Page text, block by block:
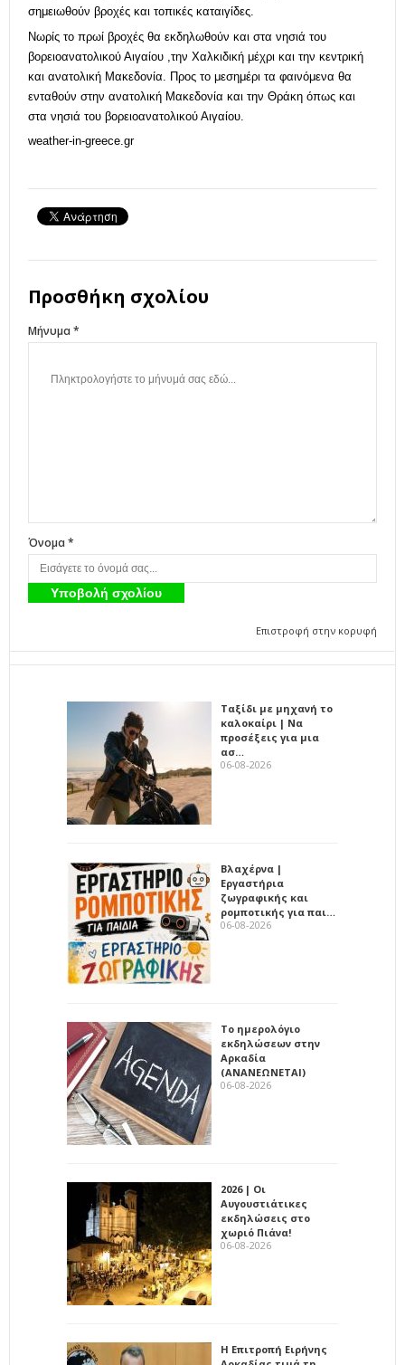
σημειωθούν βροχές και τοπικές καταιγίδες.
Νωρίς το πρωί βροχές θα εκδηλωθούν και στα νησιά του
βορειοανατολικού Αιγαίου ,την Χαλκιδική μέχρι και την κεντρική
και ανατολική Μακεδονία. Προς το μεσημέρι τα φαινόμενα θα
ενταθούν στην ανατολική Μακεδονία και την Θράκη όπως και
στα νησιά του βορειοανατολικού Αιγαίου.
weather-in-greece.gr
Προσθήκη σχολίου
Μήνυμα *
Όνομα *
Επιστροφή στην κορυφή
Ταξίδι με μηχανή το
καλοκαίρι | Να
προσέξεις για μια
ασ…
06-08-2026
Βλαχέρνα |
Εργαστήρια
ζωγραφικής και
ρομποτικής για παι…
06-08-2026
Το ημερολόγιο
εκδηλώσεων στην
Αρκαδία
(ΑΝΑΝΕΩΝΕΤΑΙ)
06-08-2026
2026 | Οι
Αυγουστιάτικες
εκδηλώσεις στο
χωριό Πιάνα!
06-08-2026
Η Επιτροπή Ειρήνης